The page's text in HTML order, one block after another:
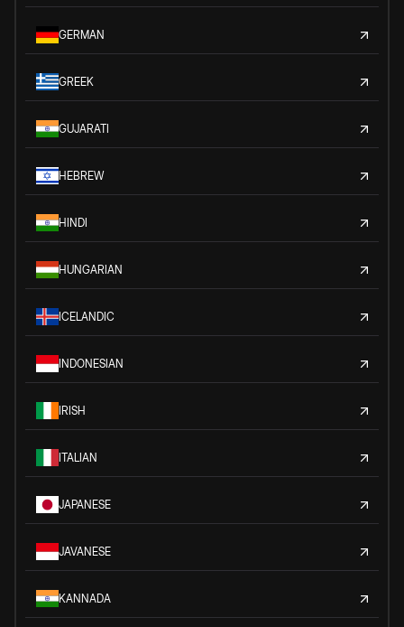
GERMAN
GREEK
GUJARATI
HEBREW
HINDI
HUNGARIAN
ICELANDIC
INDONESIAN
IRISH
ITALIAN
JAPANESE
JAVANESE
KANNADA